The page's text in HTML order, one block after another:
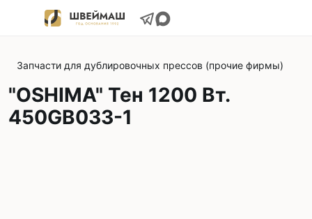
Запчасти для дублировочных прессов (прочие фирмы)
"OSHIMA" Тен 1200 Вт.
450GB033-1